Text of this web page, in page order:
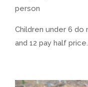
person
Children under 6 do
and 12 pay half price.